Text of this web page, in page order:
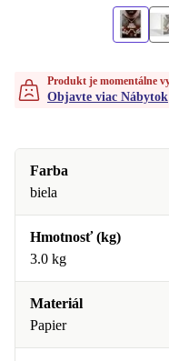
Produkt je momentálne
Objavte viac Nábytok
Farba
biela
Hmotnosť (kg)
3.0 kg
Materiál
Papier